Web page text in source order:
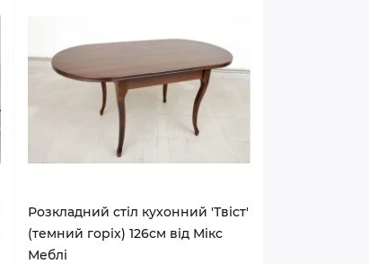
Розкладний стіл кухонний 'Твіст'
(темний горіх) 126см від Мікс
Меблі